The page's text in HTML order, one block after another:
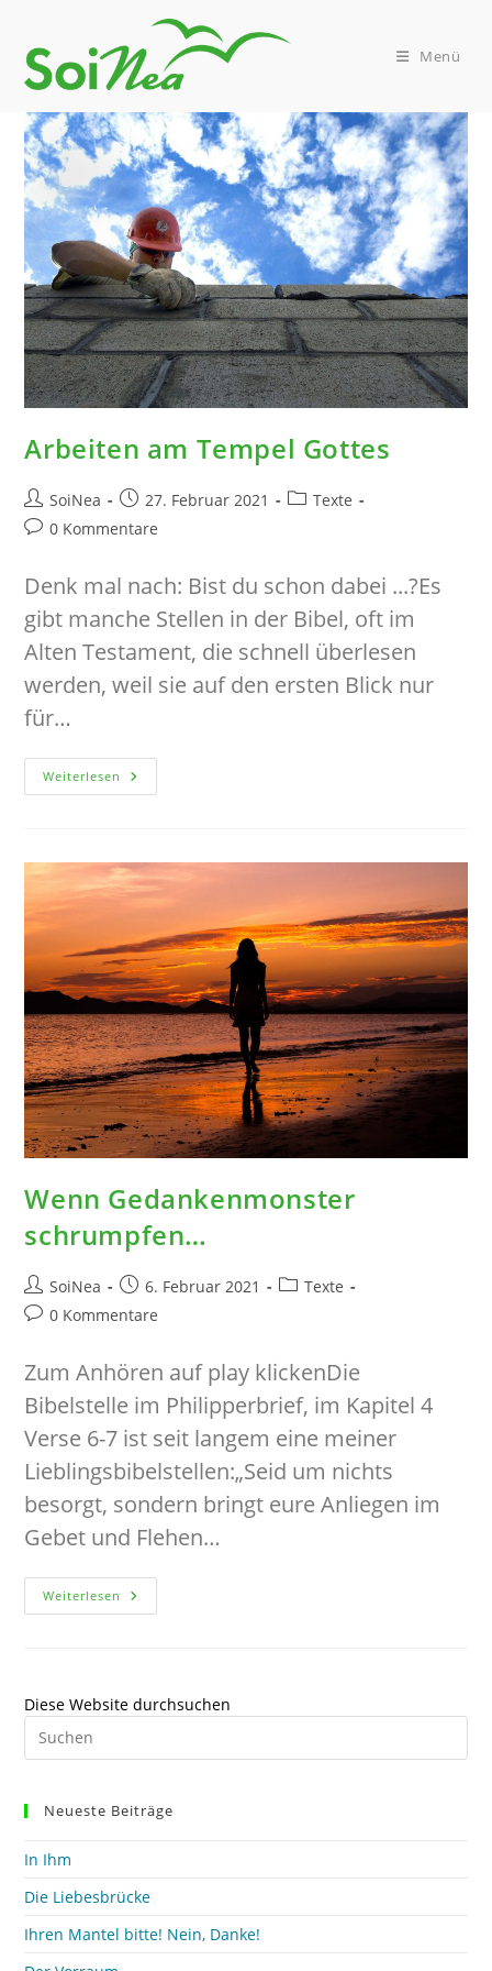
springen
Menü
Arbeiten am Tempel Gottes
Beitrags-
Autor:
SoiNea
Beitrag
veröffentlicht:
27. Februar 2021
Beitrags-
Texte
Beitrags-
0 Kommentare
Denk mal nach: Bist du schon dabei ...?Es
gibt manche Stellen in der Bibel, oft im
Alten Testament, die schnell überlesen
werden, weil sie auf den ersten Blick nur
für…
Weiterlesen Arbeiten
Am
Wenn Gedankenmonster
schrumpfen…
Beitrags-
Autor:
SoiNea
Beitrag
veröffentlicht:
6. Februar 2021
Beitrags-
Texte
Beitrags-
0 Kommentare
Zum Anhören auf play klickenDie
Bibelstelle im Philipperbrief, im Kapitel 4
Verse 6-7 ist seit langem eine meiner
Lieblingsbibelstellen:„Seid um nichts
besorgt, sondern bringt eure Anliegen im
Gebet und Flehen…
Weiterlesen Wenn
Gedankenmonster
Diese Website durchsuchen
Neueste Beiträge
In Ihm
Die Liebesbrücke
Ihren Mantel bitte! Nein, Danke!